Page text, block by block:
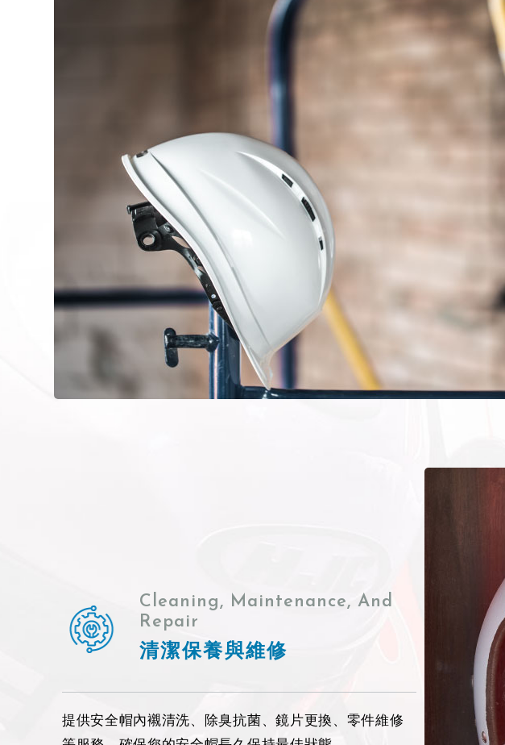
Cleaning, Maintenance, And
Repair
清潔保養與維修
提供安全帽內襯清洗、除臭抗菌、鏡片更換、零件維修